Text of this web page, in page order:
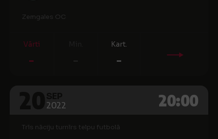
Zemgales OC
Vārti
-
Kart.
-
2022 20:00
Trīs nāciju turnīrs telpu futbolā